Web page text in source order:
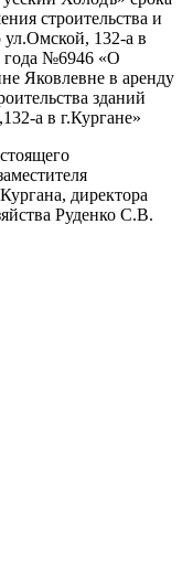
строительства и
ул.Омской, 132-а в
года №6946 «О
Яковлевне в аренду
зданий
а в г.Кургане»
директора
Руденко С.В.